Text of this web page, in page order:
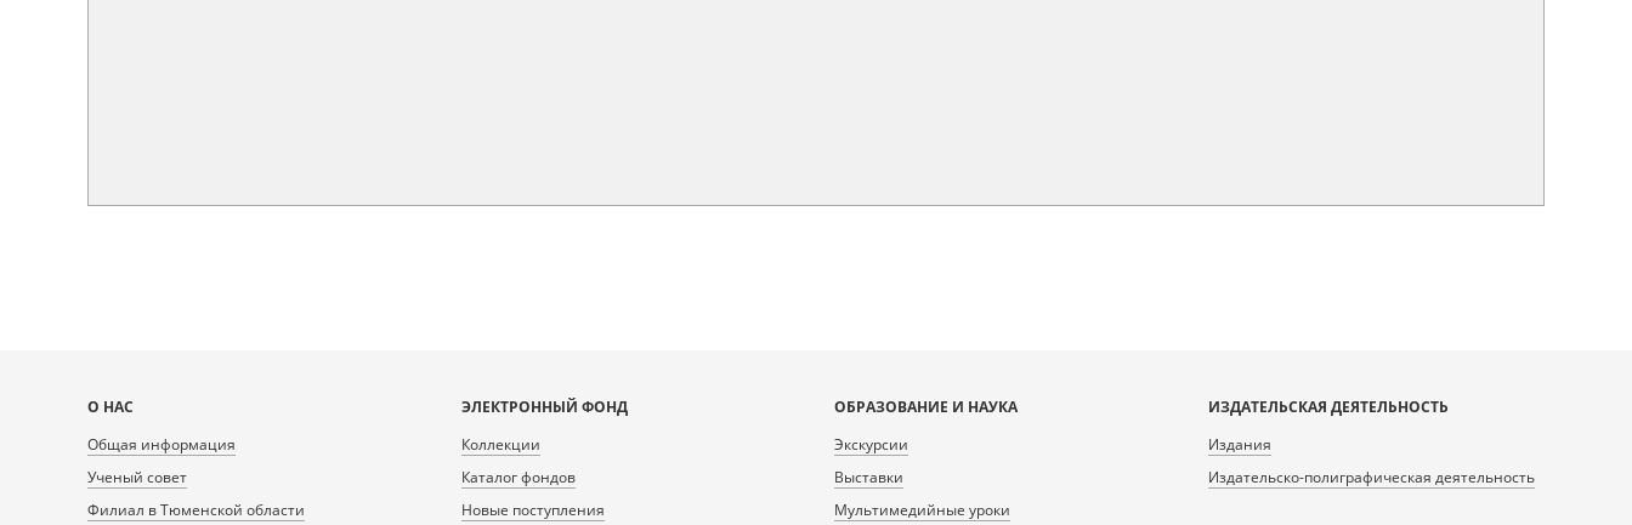
Карта
сайта
О НАС
Общая информация
Ученый совет
Филиал в Тюменской области
ЭЛЕКТРОННЫЙ ФОНД
Коллекции
Каталог фондов
Новые поступления
ОБРАЗОВАНИЕ И НАУКА
Экскурсии
Выставки
Мультимедийные уроки
ИЗДАТЕЛЬСКАЯ ДЕЯТЕЛЬНОСТЬ
Издания
Издательско-полиграфическая деятельность